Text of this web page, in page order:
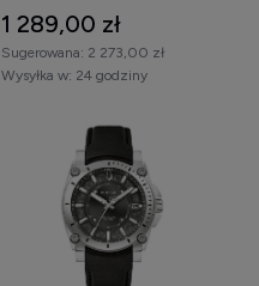
1 289,00 zł
Wysyłka w: 24 godziny
Sugerowana: 2 273,00 zł